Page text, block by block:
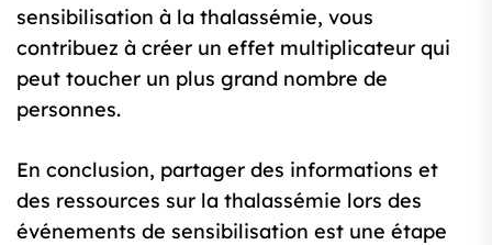
sensibilisation à la thalassémie, vous
contribuez à créer un effet multiplicateur qui
peut toucher un plus grand nombre de
personnes.
En conclusion, partager des informations et
des ressources sur la thalassémie lors des
événements de sensibilisation est une étape